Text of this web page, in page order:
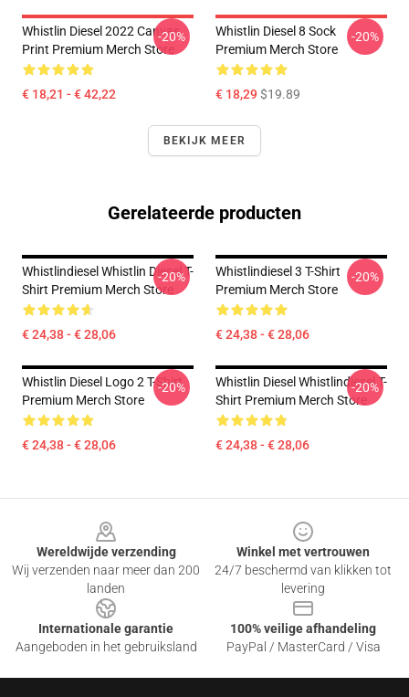
Whistlin Diesel 2022 Canvas
Print Premium Merch Store
€ 18,21 - € 42,22
-20%
Whistlin Diesel 8 Sock
Premium Merch Store
€ 18,29$19.89
-20%
BEKIJK MEER
Gerelateerde producten
Whistlindiesel Whistlin Diesel T-
Shirt Premium Merch Store
€ 24,38 - € 28,06
-20%
Whistlindiesel 3 T-Shirt
Premium Merch Store
€ 24,38 - € 28,06
-20%
Whistlin Diesel Logo 2 T-Shirt
Premium Merch Store
€ 24,38 - € 28,06
-20%
Whistlin Diesel Whistlindiesel T-
Shirt Premium Merch Store
€ 24,38 - € 28,06
-20%
Wereldwijde verzending
Wij verzenden naar meer dan 200
landen
Winkel met vertrouwen
24/7 beschermd van klikken tot
levering
Internationale garantie
Aangeboden in het gebruiksland
100% veilige afhandeling
PayPal / MasterCard / Visa